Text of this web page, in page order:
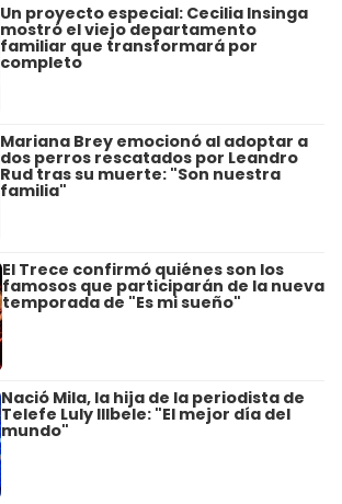
Un proyecto especial: Cecilia Insinga
mostró el viejo departamento
familiar que transformará por
completo
Mariana Brey emocionó al adoptar a
dos perros rescatados por Leandro
Rud tras su muerte: "Son nuestra
familia"
El Trece confirmó quiénes son los
famosos que participarán de la nueva
temporada de "Es mi sueño"
Nació Mila, la hija de la periodista de
Telefe Luly Illbele: "El mejor día del
mundo"